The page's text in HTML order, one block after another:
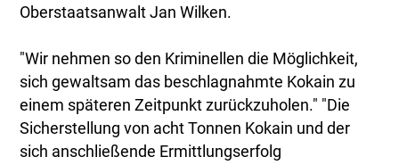
Oberstaatsanwalt Jan Wilken.
"Wir nehmen so den Kriminellen die Möglichkeit,
sich gewaltsam das beschlagnahmte Kokain zu
einem späteren Zeitpunkt zurückzuholen." "Die
Sicherstellung von acht Tonnen Kokain und der
sich anschließende Ermittlungserfolg